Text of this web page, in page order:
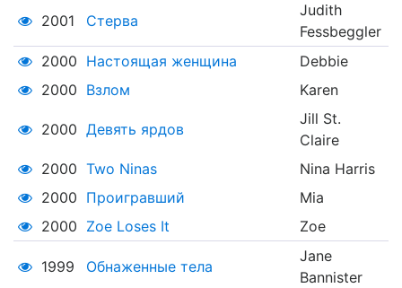
2001 Стерва
Judith
Fessbeggler
2000 Настоящая женщина
Debbie
2000 Взлом Karen
2000 Девять ярдов
Jill St.
Claire
2000 Two Ninas
Nina Harris
2000 Проигравший
Mia
2000 Zoe Loses It Zoe
1999 Обнаженные тела
Jane
Bannister